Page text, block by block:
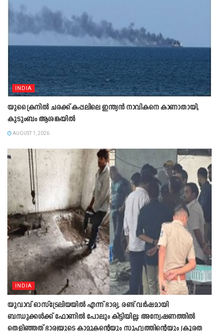
INDIA
യുക്രൈനിൽ ചരക്ക് കപ്പലിലെ ഇന്ത്യൻ നാവികനെ കാണാതായി,
കുടുംബം ആശങ്കയിൽ
AUGUST 1, 2026
INDIA
യുവാവ് ഓസ്ട്രേലിയയിൽ എന്ന് ഭാര്യ, രണ്ട് വർഷമായി
ബന്ധുക്കൾക്ക് ഫോണിൽ പോലും കിട്ടിയില്ല; അന്വേഷണത്തിൽ
തെളിഞ്ഞത് ഭാര്യയുടെ കാമുകന്‍റെയും സുഹൃത്തിന്‍റെയും ക്രൂരത